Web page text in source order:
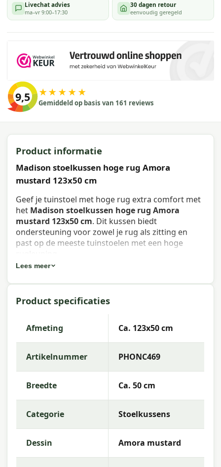
Livechat advies
ma–vr 9:00–17:30
30 dagen retour
eenvoudig geregeld
9,5 ★★★★★
Gemiddeld op basis van 161 reviews
Product informatie
Madison stoelkussen hoge rug Amora
mustard 123x50 cm
Geef je tuinstoel met hoge rug extra comfort met
het Madison stoelkussen hoge rug Amora
mustard 123x50 cm. Dit kussen biedt
ondersteuning voor zowel je rug als zitting en
past op de meeste tuinstoelen met een hoge
Artikelnummer:
EAN:8713229076726
Afmeting:Ca. 123x50 cm
Stof:50% Cotton 45% Polyester 5% Other fibers
Vulling:Mix SG-20
Kleurechtheid:
Garantie:2 jaar
Lees meer
Product specificaties
Afmeting Ca. 123x50 cm
Artikelnummer PHONC469
Breedte Ca. 50 cm
Categorie Stoelkussens
Dessin Amora mustard